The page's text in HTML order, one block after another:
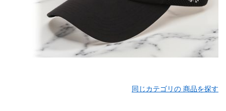
同じカテゴリの 商品を探す